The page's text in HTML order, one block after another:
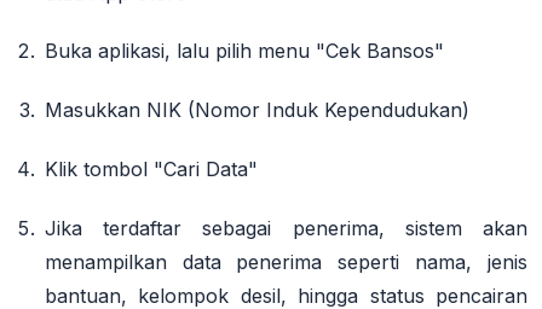
Buka aplikasi, lalu pilih menu "Cek Bansos"
Masukkan NIK (Nomor Induk Kependudukan)
Klik tombol "Cari Data"
Jika terdaftar sebagai penerima, sistem akan
menampilkan data penerima seperti nama, jenis
bantuan, kelompok desil, hingga status pencairan